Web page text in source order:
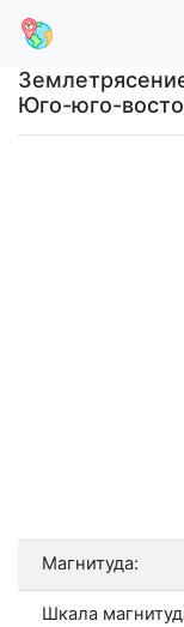
Юго-юго-
Магнитуда:
Шкала